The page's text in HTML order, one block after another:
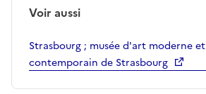
Voir aussi
Strasbourg ; musée d'art moderne et
contemporain de Strasbourg